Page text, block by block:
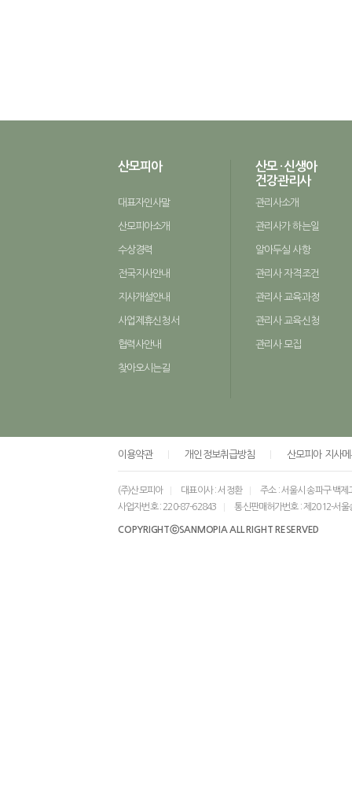
산모피아
대표자인사말
산모피아소개
수상경력
전국지사안내
지사개설안내
사업제휴신청서
협력사안내
찾아오시는길
산모 · 신생아
건강관리사
관리사소개
관리사가 하는일
알아두실 사항
관리사 자격조건
관리사 교육과정
관리사 교육신청
관리사 모집
이용약관 개인정보취급방침 산모피아 지사메
(주)산모피아 대표이사 : 서정환
주소 : 서울시 송파구 백
사업자번호 : 220-87-62843
통신판매허가번호 : 제2012-서
COPYRIGHTⓒSANMOPIA ALL RIGHT RESERVED